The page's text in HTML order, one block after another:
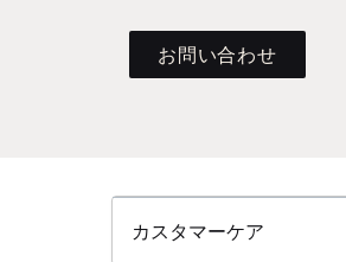
お問い合わせ
カスタマーケア